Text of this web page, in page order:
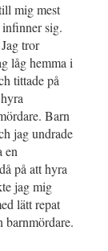
mig mest
infinner sig.
tror
låg hemma i
tittade på
Barn
jag undrade
en
på att hyra
jag mig
lätt repat
barnmördare.